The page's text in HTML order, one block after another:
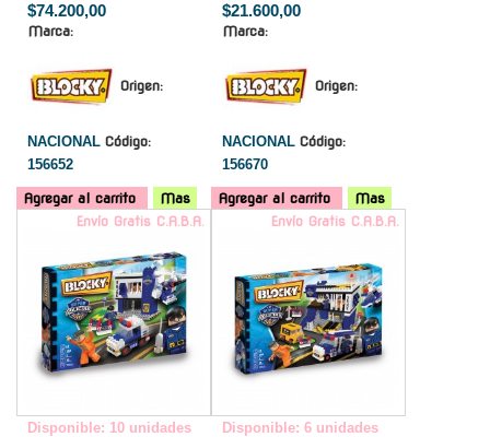
$74.200,00
Marca:
Origen:
NACIONAL Código:
156652
Agregar al carrito Mas
$21.600,00
Marca:
Origen:
NACIONAL Código:
156670
Agregar al carrito
Mas
Envío Gratis C.A.B.A.
Disponible: 10 unidades
Envío Gratis C.A.B.A.
Disponible: 6 unidades